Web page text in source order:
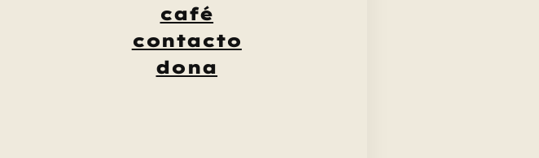
café
contacto
dona